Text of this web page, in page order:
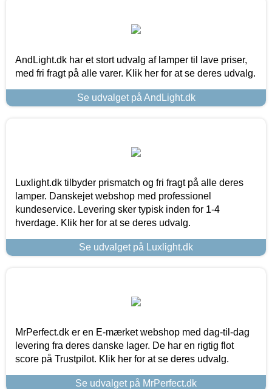
AndLight.dk har et stort udvalg af lamper til lave priser,
med fri fragt på alle varer. Klik her for at se deres udvalg.
Se udvalget på AndLight.dk
Luxlight.dk tilbyder prismatch og fri fragt på alle deres
lamper. Danskejet webshop med professionel
kundeservice. Levering sker typisk inden for 1-4
hverdage. Klik her for at se deres udvalg.
Se udvalget på Luxlight.dk
MrPerfect.dk er en E-mærket webshop med dag-til-dag
levering fra deres danske lager. De har en rigtig flot
score på Trustpilot. Klik her for at se deres udvalg.
Se udvalget på MrPerfect.dk